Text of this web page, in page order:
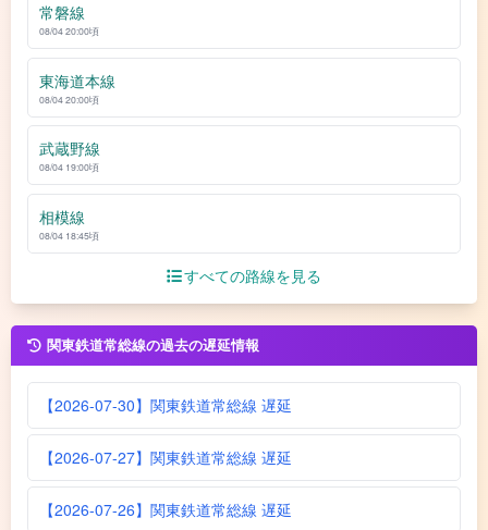
常磐線
08/04 20:00頃
東海道本線
08/04 20:00頃
武蔵野線
08/04 19:00頃
相模線
08/04 18:45頃
すべての路線を見る
関東鉄道常総線の過去の遅延情報
【2026-07-30】関東鉄道常総線 遅延
【2026-07-27】関東鉄道常総線 遅延
【2026-07-26】関東鉄道常総線 遅延